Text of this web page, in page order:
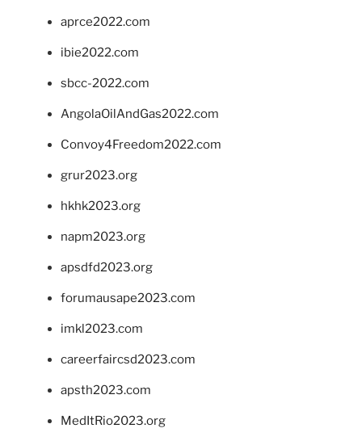
aprce2022.com
ibie2022.com
sbcc-2022.com
AngolaOilAndGas2022.com
Convoy4Freedom2022.com
grur2023.org
hkhk2023.org
napm2023.org
apsdfd2023.org
forumausape2023.com
imkl2023.com
careerfaircsd2023.com
apsth2023.com
MedItRio2023.org